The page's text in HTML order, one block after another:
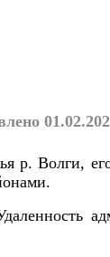
Волги,